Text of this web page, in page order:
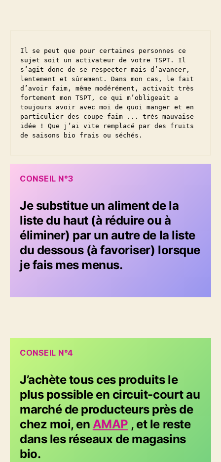
Il se peut que pour certaines personnes ce
sujet soit un activateur de votre TSPT. Il
s’agit donc de se respecter mais d’avancer,
lentement et sûrement. Dans mon cas, le fait
d’avoir faim, même modérément, activait très
fortement mon TSPT, ce qui m’obligeait a
toujours avoir avec moi de quoi manger et en
particulier des coupe-faim ... très mauvaise
idée ! Que j’ai vite remplacé par des fruits
de saisons bio frais ou séchés.
CONSEIL N°3
Je substitue un aliment de la
liste du haut (à réduire ou à
éliminer) par un autre de la liste
du dessous (à favoriser) lorsque
je fais mes menus.
CONSEIL N°4
J’achète tous ces produits le
plus possible en circuit-court au
marché de producteurs près de
chez moi, en AMAP , et le reste
dans les réseaux de magasins
bio.